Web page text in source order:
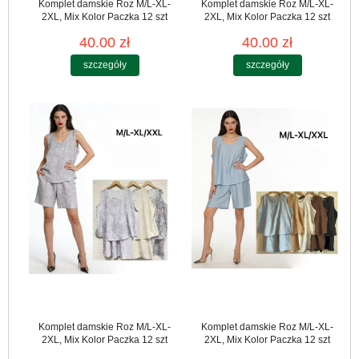
Komplet damskie Roz M/L-XL-
2XL, Mix Kolor Paczka 12 szt
40.00 zł
szczegóły
Komplet damskie Roz M/L-XL-
2XL, Mix Kolor Paczka 12 szt
40.00 zł
szczegóły
Komplet damskie Roz M/L-XL-
2XL, Mix Kolor Paczka 12 szt
Komplet damskie Roz M/L-XL-
2XL, Mix Kolor Paczka 12 szt